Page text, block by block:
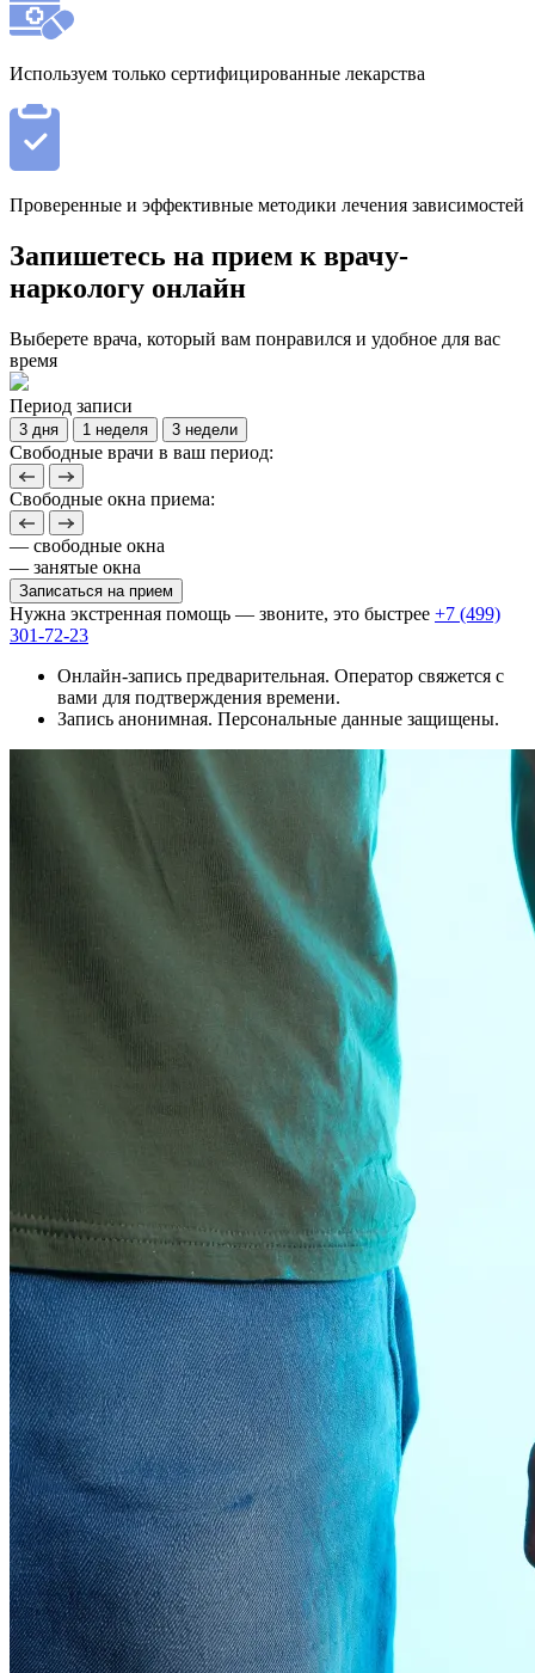
Используем только сертифицированные лекарства
Проверенные и эффективные методики лечения зависимостей
Запишетесь на прием к врачу-
наркологу онлайн
Выберете врача, который вам понравился и удобное для вас
время
Период записи
3 дня 1 неделя 3 недели
Свободные врачи в ваш период:
Свободные окна приема:
— свободные окна
— занятые окна
Записаться на прием
Нужна экстренная помощь — звоните, это быстрее +7 (499)
301-72-23
Онлайн-запись предварительная. Оператор свяжется с
вами для подтверждения времени.
Запись анонимная. Персональные данные защищены.